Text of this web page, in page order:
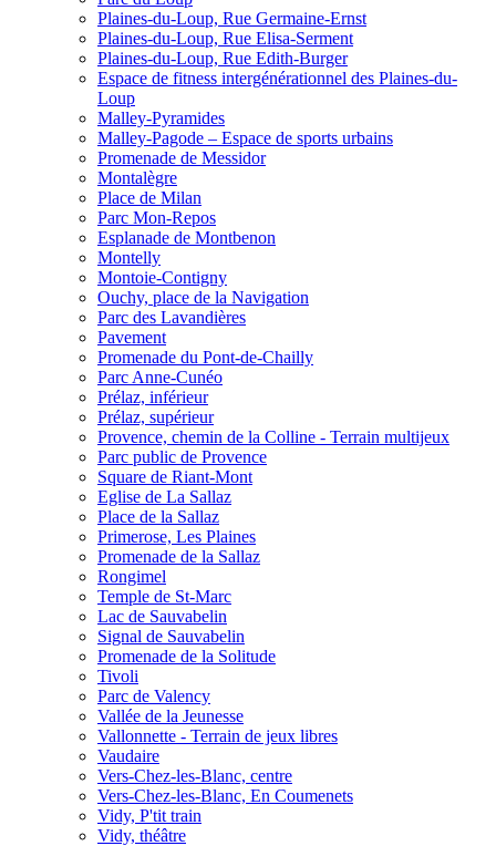
Plaines-du-Loup, Rue Germaine-Ernst
Plaines-du-Loup, Rue Elisa-Serment
Plaines-du-Loup, Rue Edith-Burger
Espace de fitness intergénérationnel des Plaines-du-
Loup
Malley-Pyramides
Malley-Pagode – Espace de sports urbains
Promenade de Messidor
Montalègre
Place de Milan
Parc Mon-Repos
Esplanade de Montbenon
Montelly
Montoie-Contigny
Ouchy, place de la Navigation
Parc des Lavandières
Pavement
Promenade du Pont-de-Chailly
Parc Anne-Cunéo
Prélaz, inférieur
Prélaz, supérieur
Provence, chemin de la Colline - Terrain multijeux
Parc public de Provence
Square de Riant-Mont
Eglise de La Sallaz
Place de la Sallaz
Primerose, Les Plaines
Promenade de la Sallaz
Rongimel
Temple de St-Marc
Lac de Sauvabelin
Signal de Sauvabelin
Promenade de la Solitude
Tivoli
Parc de Valency
Vallée de la Jeunesse
Vallonnette - Terrain de jeux libres
Vaudaire
Vers-Chez-les-Blanc, centre
Vers-Chez-les-Blanc, En Coumenets
Vidy, P'tit train
Vidy, théâtre